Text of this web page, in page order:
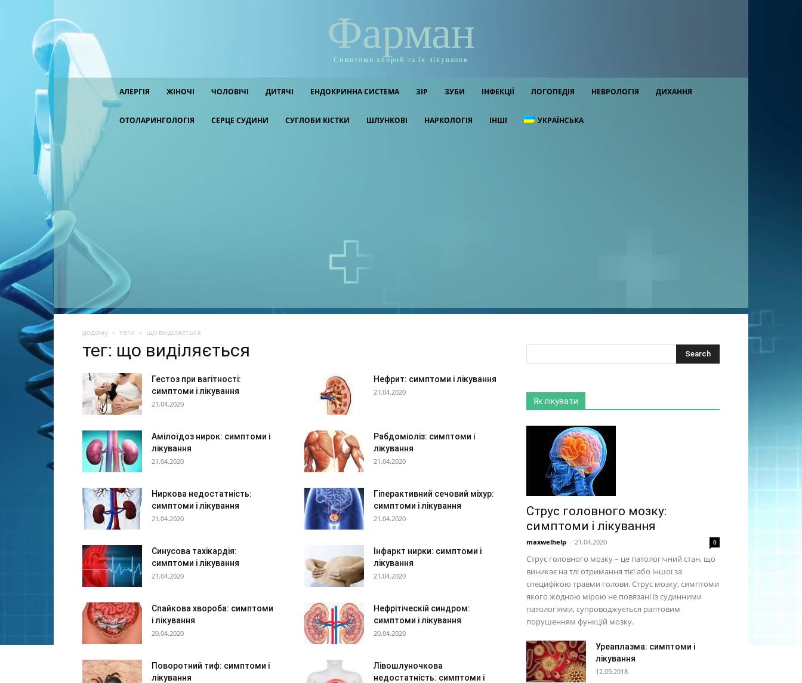
Фарман
Симптоми хвороб та їх лікування
АЛЕРГІЯ ЖІНОЧІ ЧОЛОВІЧІ ДИТЯЧІ ЕНДОКРИННА СИСТЕМА ЗІР ЗУБИ ІНФЕКЦІЇ ЛОГОПЕДІЯ НЕВРОЛОГІЯ ДИХАННЯ
ОТОЛАРИНГОЛОГІЯ СЕРЦЕ СУДИНИ СУГЛОБИ КІСТКИ ШЛУНКОВІ НАРКОЛОГІЯ ІНШІ УКРАЇНСЬКА
додому теги що виділяється
тег: що виділяється
Гестоз при вагітності:
симптоми і лікування
21.04.2020
Нефрит: симптоми і лікування
21.04.2020
Амілоїдоз нирок: симптоми і
лікування
21.04.2020
Рабдоміоліз: симптоми і
лікування
21.04.2020
Ниркова недостатність:
симптоми і лікування
21.04.2020
Гіперактивний сечовий міхур:
симптоми і лікування
21.04.2020
Синусова тахікардія:
симптоми і лікування
21.04.2020
Інфаркт нирки: симптоми і
лікування
21.04.2020
Спайкова хвороба: симптоми
і лікування
20.04.2020
Нефрітіческій синдром:
симптоми і лікування
20.04.2020
Поворотний тиф: симптоми і
лікування
Лівошлуночкова
недостатність: симптоми і
Як лікувати
Струс головного мозку:
симптоми і лікування
maxwelhelp - 21.04.2020 0
Струс головного мозку – це патологічний стан, що
виникає на тлі отримання тієї або іншої за
специфікою травми голови. Струс мозку, симптоми
якого жодною мірою не повязані із судинними
патологіями, супроводжується раптовим
порушенням функцій мозку.
Уреаплазма: симптоми і
лікування
12.09.2018